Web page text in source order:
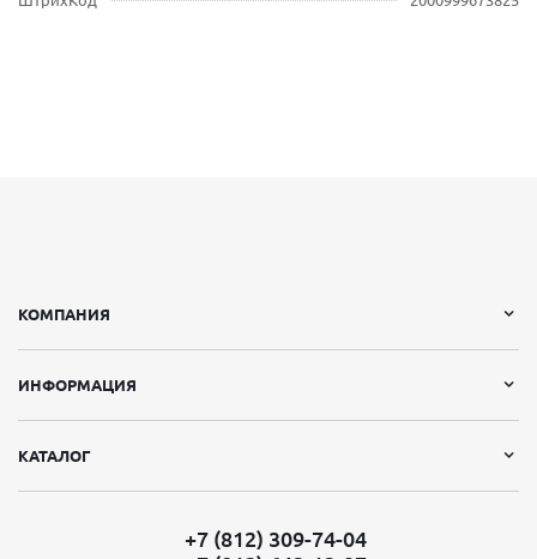
КОМПАНИЯ
ИНФОРМАЦИЯ
КАТАЛОГ
+7 (812) 309-74-04